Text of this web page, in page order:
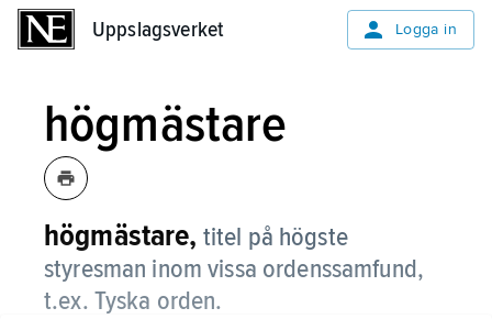
Uppslagsverket Logga in
högmästare
högmästare, titel på högste
styresman inom vissa ordenssamfund,
t.ex. Tyska orden.